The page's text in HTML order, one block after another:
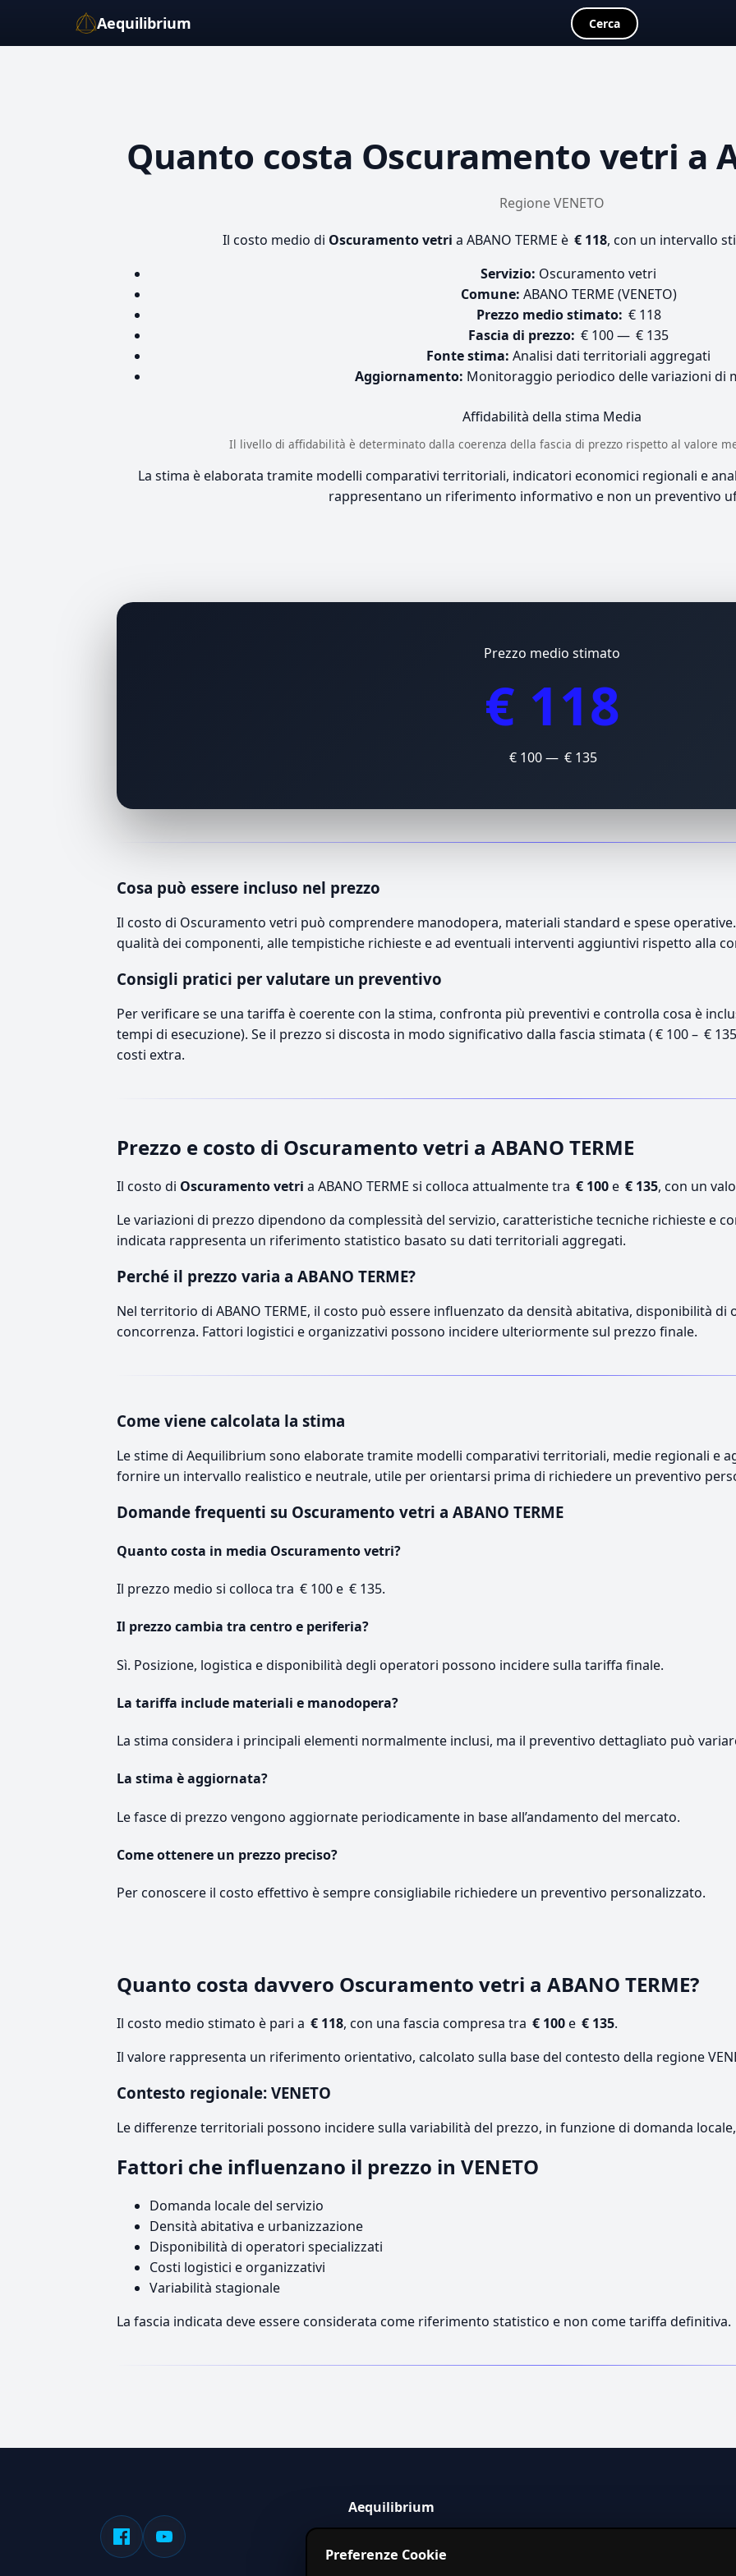
Aequilibrium Cerca
Quanto costa Oscuramento vetri a
Regione VENETO
Il costo medio di Oscuramento vetri a ABANO TERME è € 118, con un intervallo
Servizio: Oscuramento vetri
Comune: ABANO TERME (VENETO)
Prezzo medio stimato: € 118
Fascia di prezzo: € 100 — € 135
Fonte stima: Analisi dati territoriali aggregati
Aggiornamento: Monitoraggio periodico delle variazioni di
Affidabilità della stima Media
Il livello di affidabilità è determinato dalla coerenza della fascia di prezzo rispetto al valore
La stima è elaborata tramite modelli comparativi territoriali, indicatori economici regionali e
rappresentano un riferimento informativo e non un preventivo
Prezzo medio stimato
€ 118
€ 100 — € 135
Cosa può essere incluso nel prezzo
Il costo di Oscuramento vetri può comprendere manodopera, materiali standard e spese
qualità dei componenti, alle tempistiche richieste e ad eventuali interventi aggiuntivi rispetto alla
Consigli pratici per valutare un preventivo
Per verificare se una tariffa è coerente con la stima, confronta più preventivi e controlla cosa è
tempi di esecuzione). Se il prezzo si discosta in modo significativo dalla fascia stimata ( € 100 – €
costi extra.
Prezzo e costo di Oscuramento vetri a ABANO TERME
Il costo di Oscuramento vetri a ABANO TERME si colloca attualmente tra € 100e € 135, con un
Le variazioni di prezzo dipendono da complessità del servizio, caratteristiche tecniche richieste e
indicata rappresenta un riferimento statistico basato su dati territoriali aggregati.
Perché il prezzo varia a ABANO TERME?
Nel territorio di ABANO TERME, il costo può essere influenzato da densità abitativa, disponibilità di
concorrenza. Fattori logistici e organizzativi possono incidere ulteriormente sul prezzo finale.
Come viene calcolata la stima
Le stime di Aequilibrium sono elaborate tramite modelli comparativi territoriali, medie regionali e
fornire un intervallo realistico e neutrale, utile per orientarsi prima di richiedere un preventivo
Domande frequenti su Oscuramento vetri a ABANO TERME
Quanto costa in media Oscuramento vetri?
Il prezzo medio si colloca tra € 100 e € 135.
Il prezzo cambia tra centro e periferia?
Sì. Posizione, logistica e disponibilità degli operatori possono incidere sulla tariffa finale.
La tariffa include materiali e manodopera?
La stima considera i principali elementi normalmente inclusi, ma il preventivo dettagliato può
La stima è aggiornata?
Le fasce di prezzo vengono aggiornate periodicamente in base all’andamento del mercato.
Come ottenere un prezzo preciso?
Per conoscere il costo effettivo è sempre consigliabile richiedere un preventivo personalizzato.
Quanto costa davvero Oscuramento vetri a ABANO TERME?
Il costo medio stimato è pari a € 118, con una fascia compresa tra € 100e € 135.
Il valore rappresenta un riferimento orientativo, calcolato sulla base del contesto della regione
Contesto regionale: VENETO
Le differenze territoriali possono incidere sulla variabilità del prezzo, in funzione di domanda
Fattori che influenzano il prezzo in VENETO
Domanda locale del servizio
Densità abitativa e urbanizzazione
Disponibilità di operatori specializzati
Costi logistici e organizzativi
Variabilità stagionale
La fascia indicata deve essere considerata come riferimento statistico e non come tariffa definitiva.
Aequilibrium
servizi in Italia.
Preferenze Cookie